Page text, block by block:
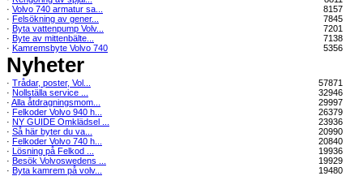
· Volvo 740 armatur sa...
8157
· Felsökning av gener...
7845
· Byta vattenpump Volv...
7201
· Byte av mittenbälte...
7138
· Kamremsbyte Volvo 740 5356
Nyheter
· Trådar, poster, Vol...
57871
· Nollställa service ...
32946
· Alla åtdragningsmom...
29997
· Felkoder Volvo 940 h...
26379
· NY GUIDE Omklädsel ...
23936
· Så här byter du va...
20990
· Felkoder Volvo 740 h...
20840
· Lösning på Felkod ...
19936
· Besök Volvoswedens ...
19929
· Byta kamrem på volv... 19480